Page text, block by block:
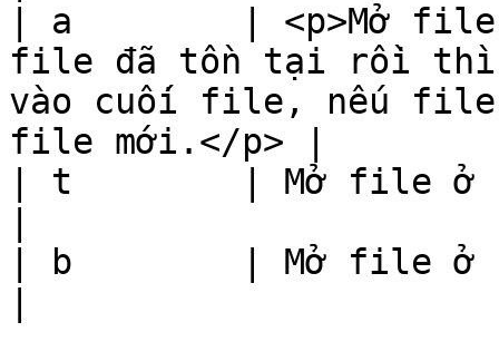
| a        | <p>Mở file
file đã tồn tại rồi thì
vào cuối file, nếu file
file mới.</p> |
| t        | Mở file ở
| b        | Mở file ở